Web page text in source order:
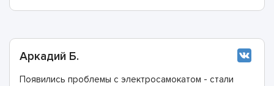
Аркадий Б.
Появились проблемы с электросамокатом - стали